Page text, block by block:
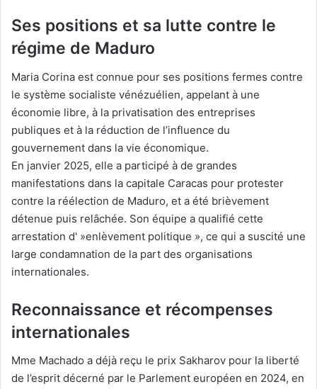
Ses positions et sa lutte contre le
régime de Maduro
Maria Corina est connue pour ses positions fermes contre
le système socialiste vénézuélien, appelant à une
économie libre, à la privatisation des entreprises
publiques et à la réduction de l’influence du
gouvernement dans la vie économique.
En janvier 2025, elle a participé à de grandes
manifestations dans la capitale Caracas pour protester
contre la réélection de Maduro, et a été brièvement
détenue puis relâchée. Son équipe a qualifié cette
arrestation d' »enlèvement politique », ce qui a suscité une
large condamnation de la part des organisations
internationales.
Reconnaissance et récompenses
internationales
Mme Machado a déjà reçu le prix Sakharov pour la liberté
de l’esprit décerné par le Parlement européen en 2024, en